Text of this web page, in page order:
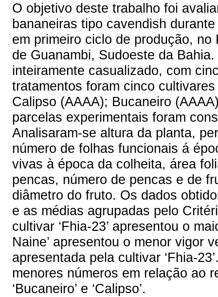
O objetivo deste trabalho foi
bananeiras tipo cavendish
em primeiro ciclo de produção,
de Guanambi, Sudoeste da
inteiramente casualizado, com
tratamentos foram cinco cultivares
Calipso (AAAA); Bucaneiro
parcelas experimentais foram
Analisaram-se altura da planta,
número de folhas funcionais á
vivas à época da colheita, área
pencas, número de pencas e de
diâmetro do fruto. Os dados
e as médias agrupadas pelo
cultivar ‘Fhia-23’ apresentou o
Naine’ apresentou o menor vigor
apresentada pela cultivar ‘Fhia-
menores números em relação ao
‘Bucaneiro’ e ‘Calipso’.